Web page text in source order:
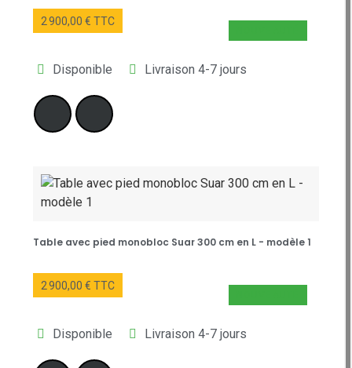
2 900,00 € TTC
Disponible Livraison 4-7 jours
Table avec pied monobloc Suar 300 cm en L - modèle 1
2 900,00 € TTC
Disponible Livraison 4-7 jours